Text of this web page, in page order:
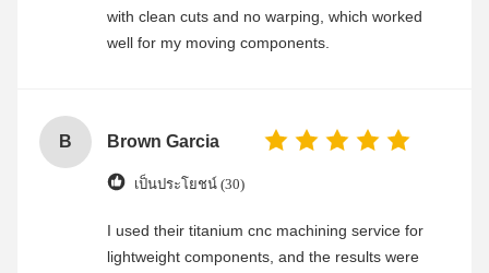
with clean cuts and no warping, which worked
well for my moving components.
B Brown Garcia
เป็นประโยชน์ (30)
I used their titanium cnc machining service for
lightweight components, and the results were